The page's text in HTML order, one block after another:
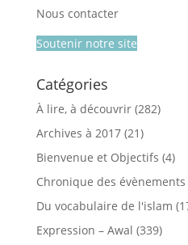
Nous contacter
Soutenir notre site
Catégories
À lire, à découvrir(282)
Archives à 2017(21)
Bienvenue et Objectifs (4)
Chronique des
Du vocabulaire de l'islam
Expression – Awal (339)